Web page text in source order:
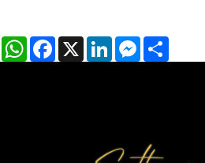
WhatsApp
Facebook
X LinkedInMessenger